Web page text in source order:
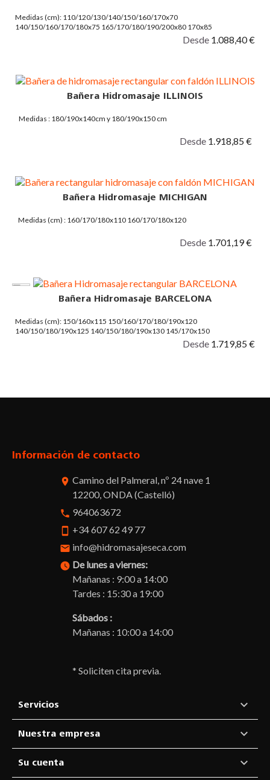
Medidas (cm): 110/120/130/140/150/160/170x70
140/150/160/170/180x75 165/170/180/190/200x80 170x85
Desde 1.088,40 €
Bañera Hidromasaje ILLINOIS
Medidas : 180/190x140cm y 180/190x150 cm
Desde 1.918,85 €
Bañera Hidromasaje MICHIGAN
Medidas (cm) : 160/170/180x110 160/170/180x120
Desde 1.701,19 €
Bañera Hidromasaje BARCELONA
Medidas (cm): 150/160x115 150/160/170/180/190x120
140/150/180/190x125 140/150/180/190x130 145/170x150
Desde 1.719,85 €
Información de contacto
room Camino del Palmeral, nº 24 nave 1
12200, ONDA (Castelló)
phone 964063672
smartphone +34 607 62 49 77
email info@hidromasajeseca.com
watch_later De lunes a viernes:
Mañanas : 9:00 a 14:00
Tardes : 15:30 a 19:00
Sábados :
Mañanas : 10:00 a 14:00
* Soliciten cita previa.
Servicios 
Nuestra empresa 
Su cuenta 